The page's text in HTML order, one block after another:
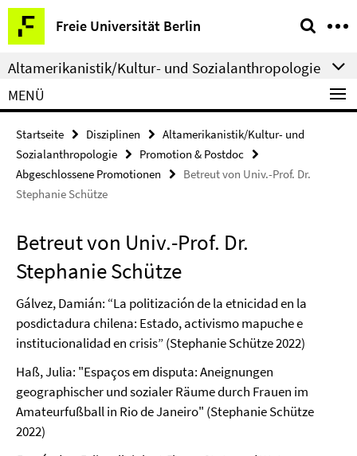
Springe
direkt
zu
Inhalt
Freie Universität Berlin
Service-
Navigation
Altamerikanistik/Kultur- und Sozialanthropologie
MENÜ
Startseite Disziplinen
Altamerikanistik/Kultur- und
Sozialanthropologie
Promotion & Postdoc
Abgeschlossene Promotionen
Betreut von Univ.-Prof. Dr.
Stephanie Schütze
Betreut von Univ.-Prof. Dr.
Stephanie Schütze
Gálvez, Damián: “La politización de la etnicidad en la
posdictadura chilena: Estado, activismo mapuche e
institucionalidad en crisis” (Stephanie Schütze 2022)
Haß, Julia: "Espaços em disputa: Aneignungen
geographischer und sozialer Räume durch Frauen im
Amateurfußball in Rio de Janeiro" (Stephanie Schütze
2022)